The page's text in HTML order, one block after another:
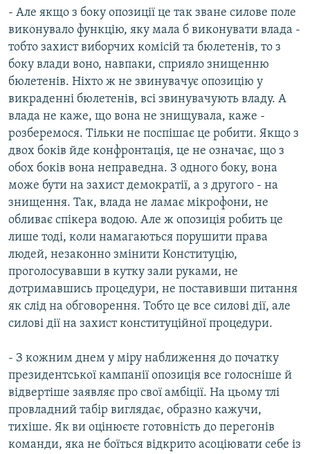
- Але якщо з боку опозиції це так зване силове поле
виконувало функцію, яку мала б виконувати влада -
тобто захист виборчих комісій та бюлетенів, то з
боку влади воно, навпаки, сприяло знищенню
бюлетенів. Ніхто ж не звинувачує опозицію у
викраденні бюлетенів, всі звинувачують владу. А
влада не каже, що вона не знищувала, каже -
розберемося. Тільки не поспішає це робити. Якщо з
двох боків йде конфронтація, це не означає, що з
обох боків вона неправедна. З одного боку, вона
може бути на захист демократії, а з другого - на
знищення. Так, влада не ламає мікрофони, не
обливає спікера водою. Але ж опозиція робить це
лише тоді, коли намагаються порушити права
людей, незаконно змінити Конституцію,
проголосувавши в кутку зали руками, не
дотримавшись процедури, не поставивши питання
як слід на обговорення. Тобто це все силові дії, але
силові дії на захист конституційної процедури.
- З кожним днем у міру наближення до початку
президентської кампанії опозиція все голосніше й
відвертіше заявляє про свої амбіції. На цьому тлі
провладний табір виглядає, образно кажучи,
тихіше. Як ви оцінюєте готовність до перегонів
команди, яка не боїться відкрито асоціювати себе із